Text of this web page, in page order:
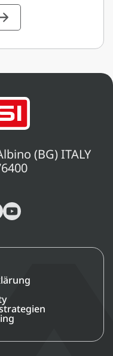
(BG) ITALY